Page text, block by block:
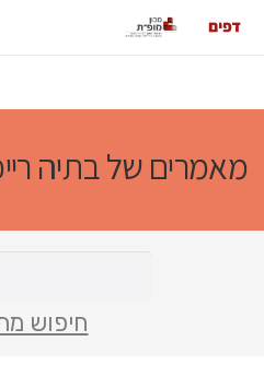
מאמרים של בתיה
חיפוש